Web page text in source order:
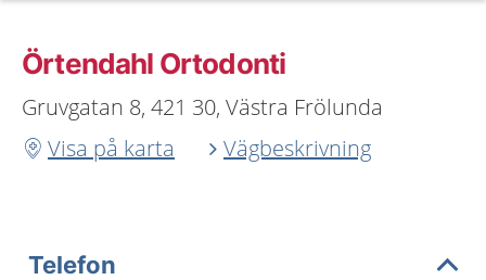
Örtendahl Ortodonti
Gruvgatan 8, 421 30, Västra Frölunda
Visa på karta
Vägbeskrivning
Telefon